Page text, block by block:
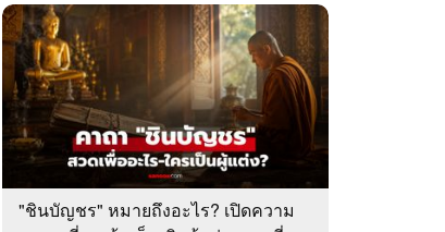
"ชินบัญชร" หมายถึงอะไร? เปิดความ